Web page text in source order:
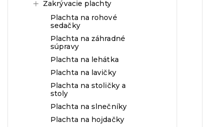
Zakrývacie plachty
Plachta na rohové
sedačky
Plachta na záhradné
súpravy
Plachta na lehátka
Plachta na lavičky
Plachta na stoličky a
stoly
Plachta na slnečníky
Plachta na hojdačky